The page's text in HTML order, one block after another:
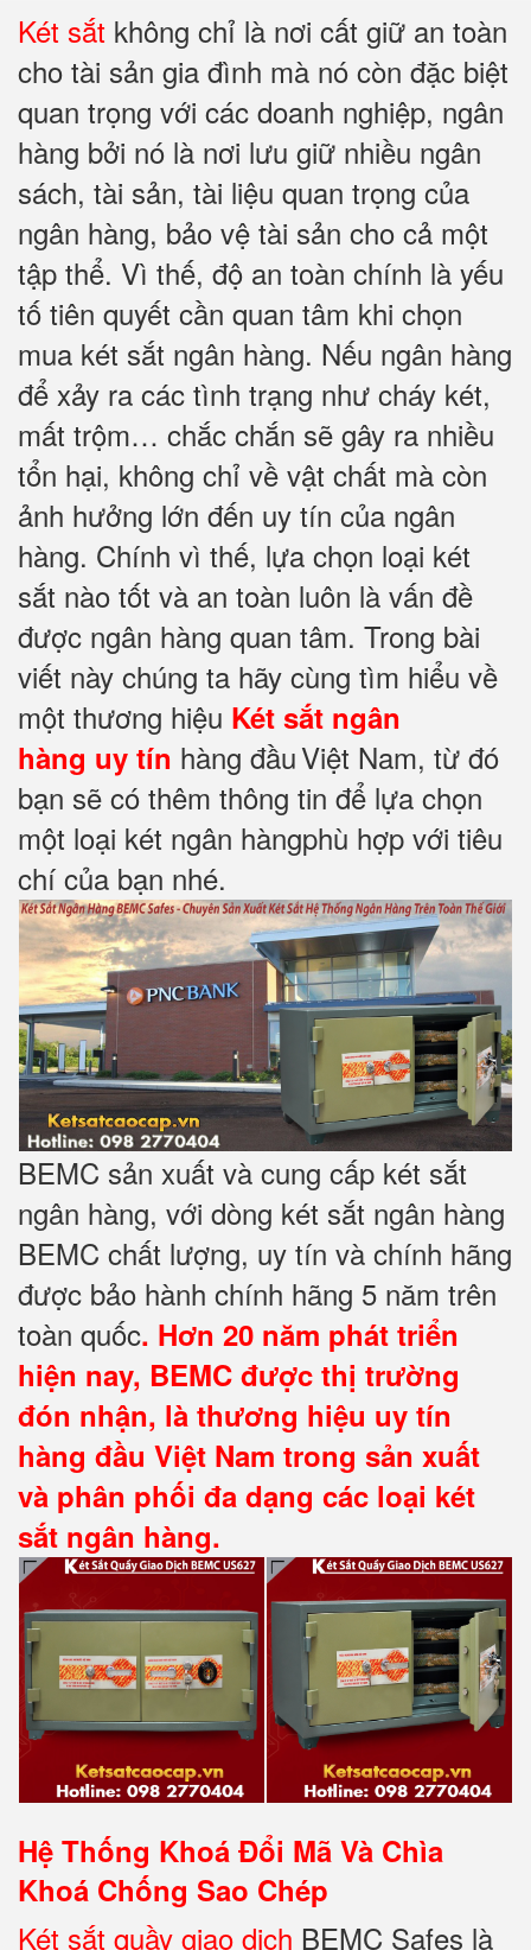
Két sắt không chỉ là nơi cất giữ an toàn
cho tài sản gia đình mà nó còn đặc biệt
quan trọng với các doanh nghiệp, ngân
hàng bởi nó là nơi lưu giữ nhiều ngân
sách, tài sản, tài liệu quan trọng của
ngân hàng, bảo vệ tài sản cho cả một
tập thể. Vì thế, độ an toàn chính là yếu
tố tiên quyết cần quan tâm khi chọn
mua két sắt ngân hàng. Nếu ngân hàng
để xảy ra các tình trạng như cháy két,
mất trộm… chắc chắn sẽ gây ra nhiều
tổn hại, không chỉ về vật chất mà còn
ảnh hưởng lớn đến uy tín của ngân
hàng. Chính vì thế, lựa chọn loại két
sắt nào tốt và an toàn luôn là vấn đề
được ngân hàng quan tâm. Trong bài
viết này chúng ta hãy cùng tìm hiểu về
một thương hiệu Két sắt ngân
hàng uy tín hàng đầuViệt Nam, từ đó
bạn sẽ có thêm thông tin để lựa chọn
một loại két ngân hàngphù hợp với tiêu
chí của bạn nhé.
BEMC sản xuất và cung cấp két sắt
ngân hàng, với dòng két sắt ngân hàng
BEMC chất lượng, uy tín và chính hãng
được bảo hành chính hãng 5 năm trên
toàn quốc. Hơn 20 năm phát triển
hiện nay, BEMC được thị trường
đón nhận, là thương hiệu uy tín
hàng đầu Việt Nam trong sản xuất
và phân phối đa dạng các loại két
sắt ngân hàng.
Hệ Thống Khoá Đổi Mã Và Chìa
Khoá Chống Sao Chép
Két sắt quầy giao dich BEMC Safes là